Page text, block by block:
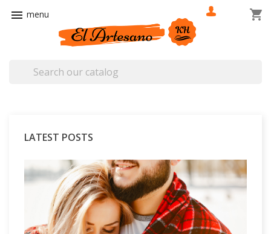
 shopping_cart
LATEST POSTS